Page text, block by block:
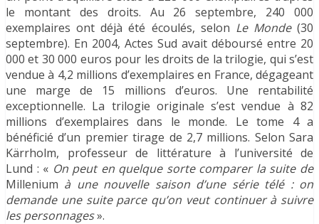
le montant des droits. Au 26 septembre, 240 000
exemplaires ont déjà été écoulés, selon Le Monde (30
septembre). En 2004, Actes Sud avait déboursé entre 20
000 et 30 000 euros pour les droits de la trilogie, qui s’est
vendue à 4,2 millions d’exemplaires en France, dégageant
une marge de 15 millions d’euros. Une rentabilité
exceptionnelle. La trilogie originale s’est vendue à 82
millions d’exemplaires dans le monde. Le tome 4 a
bénéficié d’un premier tirage de 2,7 millions. Selon Sara
Kärrholm, professeur de littérature à l’université de
Lund : « On peut en quelque sorte comparer la suite de
Millenium à une nouvelle saison d’une série télé : on
demande une suite parce qu’on veut continuer à suivre
les personnages».